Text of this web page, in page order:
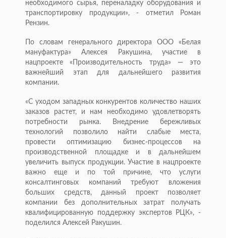
необходимого сырья, переналадку оборудования и
транспортировку продукции», - отметил Роман
Рензин.
По словам генерального директора ООО «Белая
мануфактура» Алексея Ракушина, участие в
нацпроекте «Производительность труда» — это
важнейший этап для дальнейшего развития
компании.
«С уходом западных конкурентов количество наших
заказов растет, и нам необходимо удовлетворять
потребности рынка. Внедрение бережливых
технологий позволило найти слабые места,
провести оптимизацию бизнес-процессов на
производственной площадке и в дальнейшем
увеличить выпуск продукции. Участие в нацпроекте
важно еще и по той причине, что услуги
консалтинговых компаний требуют вложения
больших средств, данный проект позволяет
компании без дополнительных затрат получать
квалифицированную поддержку экспертов РЦК», -
поделился Алексей Ракушин.